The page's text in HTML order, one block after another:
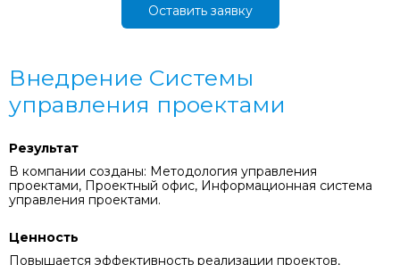
Оставить заявку
Внедрение Системы
управления проектами
Результат
В компании созданы: Методология управления
проектами, Проектный офис, Информационная система
управления проектами.
Ценность
Повышается эффективность реализации проектов,